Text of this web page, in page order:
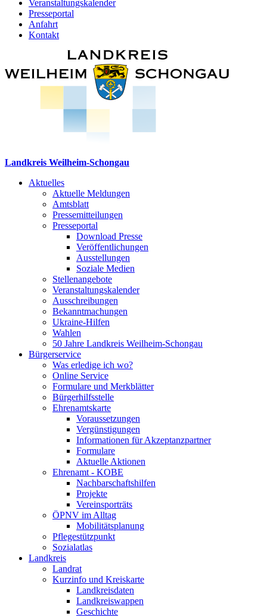
Veranstaltungskalender
Presseportal
Anfahrt
Kontakt
Landkreis Weilheim-Schongau
Aktuelles
Aktuelle Meldungen
Amtsblatt
Pressemitteilungen
Presseportal
Download Presse
Veröffentlichungen
Ausstellungen
Soziale Medien
Stellenangebote
Veranstaltungskalender
Ausschreibungen
Bekanntmachungen
Ukraine-Hilfen
Wahlen
50 Jahre Landkreis Weilheim-Schongau
Bürgerservice
Was erledige ich wo?
Online Service
Formulare und Merkblätter
Bürgerhilfsstelle
Ehrenamtskarte
Voraussetzungen
Vergünstigungen
Informationen für Akzeptanzpartner
Formulare
Aktuelle Aktionen
Ehrenamt - KOBE
Nachbarschaftshilfen
Projekte
Vereinsporträts
ÖPNV im Alltag
Mobilitätsplanung
Pflegestützpunkt
Sozialatlas
Landkreis
Landrat
Kurzinfo und Kreiskarte
Landkreisdaten
Landkreiswappen
Geschichte